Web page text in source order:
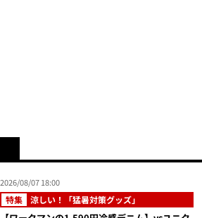
2026/08/07 18:00
特集 涼しい！「猛暑対策グッズ」